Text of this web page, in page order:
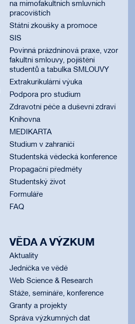
na mimofakultních smluvních
pracovištích
Státní zkoušky a promoce
SIS
Povinná prázdninová praxe, vzor
fakultní smlouvy, pojištění
studentů a tabulka SMLOUVY
Extrakurikulární výuka
Podpora pro studium
Zdravotní péče a duševní zdraví
Knihovna
MEDIKARTA
Studium v zahraničí
Studentská vědecká konference
Propagační předměty
Studentský život
Formuláře
FAQ
VĚDA A VÝZKUM
Aktuality
Jednička ve vědě
Web Science & Research
Stáže, semináře, konference
Granty a projekty
Správa výzkumných dat